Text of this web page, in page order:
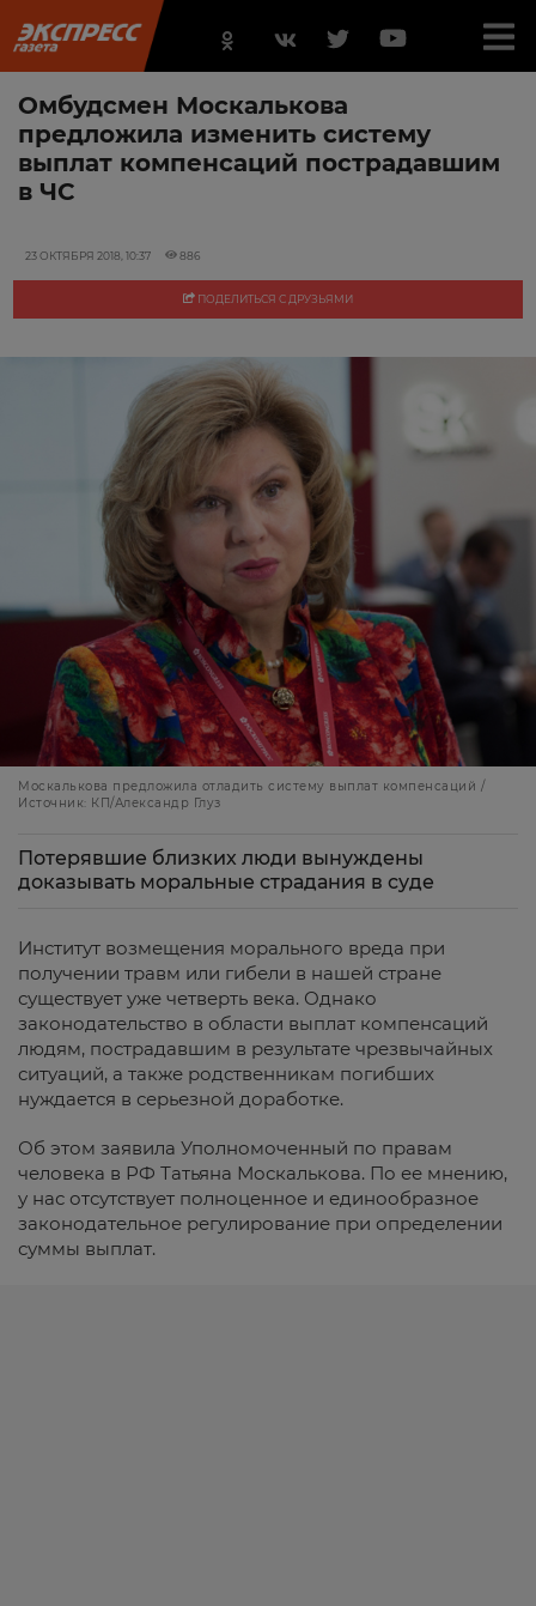
Омбудсмен Москалькова
предложила изменить систему
выплат компенсаций пострадавшим
в ЧС
23 ОКТЯБРЯ 2018, 10:37 886
ПОДЕЛИТЬСЯ С ДРУЗЬЯМИ
Москалькова предложила отладить систему выплат компенсаций /
Источник: КП/Александр Глуз
Потерявшие близких люди вынуждены
доказывать моральные страдания в суде
Институт возмещения морального вреда при
получении травм или гибели в нашей стране
существует уже четверть века. Однако
законодательство в области выплат компенсаций
людям, пострадавшим в результате чрезвычайных
ситуаций, а также родственникам погибших
нуждается в серьезной доработке.
Об этом заявила Уполномоченный по правам
человека в РФ Татьяна Москалькова. По ее мнению,
у нас отсутствует полноценное и единообразное
законодательное регулирование при определении
суммы выплат.